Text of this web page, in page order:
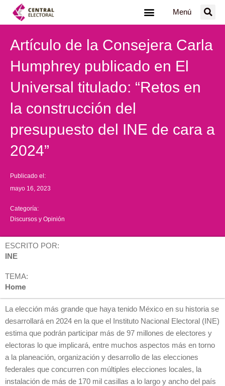
Menú
Artículo de la Consejera Carla
Humphrey publicado en El
Universal titulado: “Retos en
la construcción del
presupuesto del INE de cara a
2024”
Publicado el:
mayo 16, 2023
Categoría:
Discursos y Opinión
ESCRITO POR:
INE
TEMA:
Home
La elección más grande que haya tenido México en su historia se
desarrollará en 2024 en la que el Instituto Nacional Electoral (INE)
estima que podrán participar más de 97 millones de electores y
electoras lo que implicará, entre muchos aspectos más en torno
a la planeación, organización y desarrollo de las elecciones
federales que concurren con múltiples elecciones locales, la
instalación de más de 170 mil casillas a lo largo y ancho del país